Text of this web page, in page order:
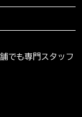
でも専門スタッフ